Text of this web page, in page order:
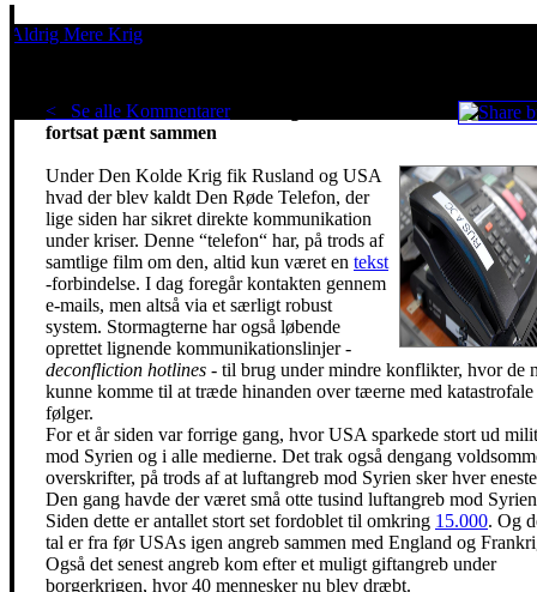
Aldrig Mere Krig
< Se alle KommentarerStormagterne snakker
fortsat pænt sammen
Under Den Kolde Krig fik Rusland og USA
hvad der blev kaldt Den Røde Telefon, der
lige siden har sikret direkte kommunikation
under kriser. Denne “telefon“ har, på trods af
samtlige film om den, altid kun været en tekst
-forbindelse. I dag foregår kontakten gennem
e-mails, men altså via et særligt robust
system. Stormagterne har også løbende
oprettet lignende kommunikationslinjer -
deconfliction hotlines - til brug under mindre konflikter, hvor de
kunne komme til at træde hinanden over tæerne med katastrofale
følger.
For et år siden var forrige gang, hvor USA sparkede stort ud
mod Syrien og i alle medierne. Det trak også dengang
overskrifter, på trods af at luftangreb mod Syrien sker hver
Den gang havde der været små otte tusind luftangreb mod
Siden dette er antallet stort set fordoblet til omkring 15.000. Og
tal er fra før USAs igen angreb sammen med England og
Også det senest angreb kom efter et muligt giftangreb under
borgerkrigen, hvor 40 mennesker nu blev dræbt.